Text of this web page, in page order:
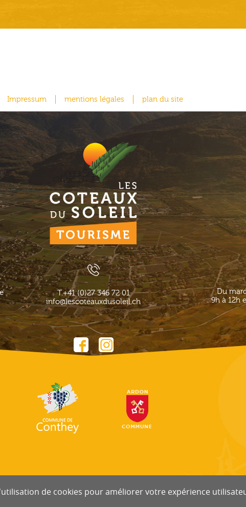
Impressum mentions légales plan du site
T.+41 (0)27 346 72 01
info@lescoteauxdusoleil.ch
Du
9h à 12h
de cookies pour améliorer votre expérience